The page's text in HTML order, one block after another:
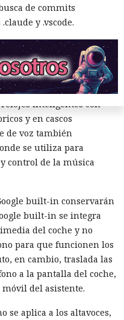
el tiempo o
comprende
texto, imágenes y
teléfono. Google
inteligentes con
y en cascos
de voz también
se utiliza para
control de la música
built-in conservarán
built-in se integra
del coche y no
para que funcionen los
en cambio, traslada las
a la pantalla del coche,
del asistente.
se aplica a los altavoces,
de commits
y .vscode.
vez más
directo a